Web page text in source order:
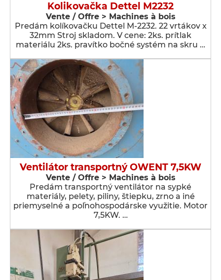
Kolikovačka Dettel M2232
Vente / Offre > Machines à bois
Predám kolíkovačku Dettel M-2232. 22 vrtákov x
32mm Stroj skladom. V cene: 2ks. prítlak
materiálu 2ks. pravítko bočné systém na skru …
Ventilátor transportný OWENT 7,5KW
Vente / Offre > Machines à bois
Predám transportný ventilátor na sypké
materiály, pelety, piliny, štiepku, zrno a iné
priemyselné a poľnohospodárske využitie. Motor
7,5KW. …